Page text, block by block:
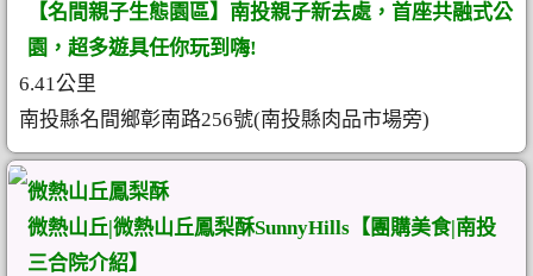
【名間親子生態園區】南投親子新去處，首座共融式公
園，超多遊具任你玩到嗨!
6.41公里
南投縣名間鄉彰南路256號(南投縣肉品市場旁)
微熱山丘鳳梨酥
微熱山丘|微熱山丘鳳梨酥SunnyHills【團購美食|南投
三合院介紹】